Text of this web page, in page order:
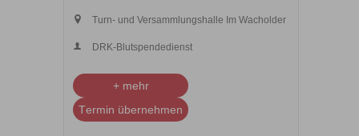
Turn- und Versammlungshalle Im Wacholder
DRK-Blutspendedienst
+ mehr
Termin übernehmen